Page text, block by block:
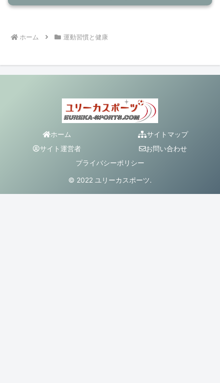
ホーム 運動習慣と健康
ホーム
サイトマップ
サイト運営者
お問い合わせ
プライバシーポリシー
© 2022 ユリーカスポーツ.